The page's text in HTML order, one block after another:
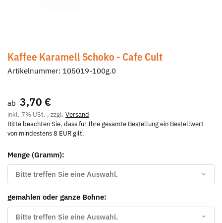
Kaffee Karamell Schoko - Cafe Cult
Artikelnummer: 105019-100g.0
ab 3,70 €
inkl. 7% USt. , zzgl. Versand
Bitte beachten Sie, dass für Ihre gesamte Bestellung ein Bestellwert
von mindestens 8 EUR gilt.
Menge (Gramm):
Bitte treffen Sie eine Auswahl.
gemahlen oder ganze Bohne:
Bitte treffen Sie eine Auswahl.